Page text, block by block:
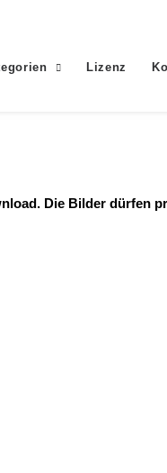
Lizenz
Die Bilder dürfen